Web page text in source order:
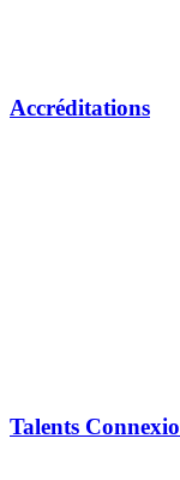
Accréditations
Talents